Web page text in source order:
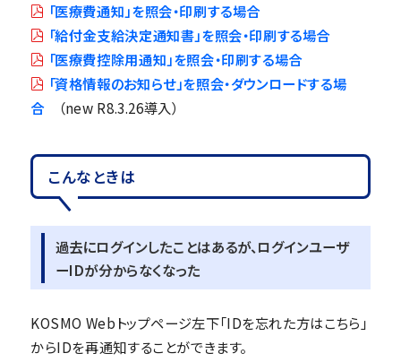
「医療費通知」を照会・印刷する場合
「給付金支給決定通知書」を照会・印刷する場合
「医療費控除用通知」を照会・印刷する場合
「資格情報のお知らせ」を照会・ダウンロードする場
合（new R8.3.26導入）
こんなときは
過去にログインしたことはあるが、ログインユーザ
ーIDが分からなくなった
KOSMO Webトップページ左下「IDを忘れた方はこちら」
からIDを再通知することができます。